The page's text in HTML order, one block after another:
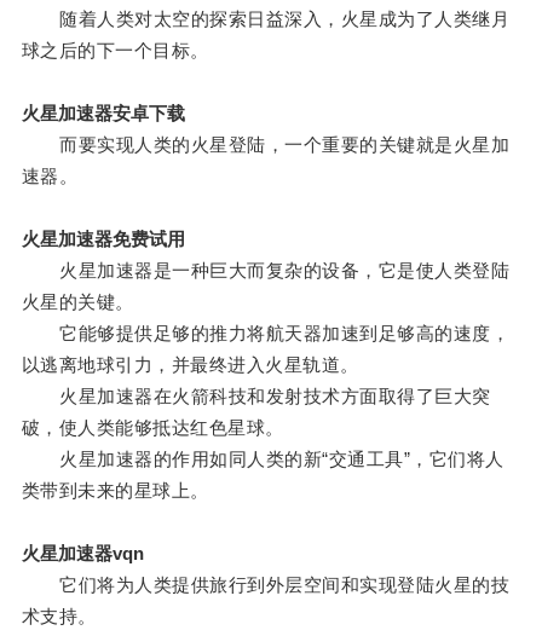
随着人类对太空的探索日益深入，火星成为了人类继月
球之后的下一个目标。
火星加速器安卓下载
而要实现人类的火星登陆，一个重要的关键就是火星加
速器。
火星加速器免费试用
火星加速器是一种巨大而复杂的设备，它是使人类登陆
火星的关键。
它能够提供足够的推力将航天器加速到足够高的速度，
以逃离地球引力，并最终进入火星轨道。
火星加速器在火箭科技和发射技术方面取得了巨大突
破，使人类能够抵达红色星球。
火星加速器的作用如同人类的新“交通工具”，它们将人
类带到未来的星球上。
火星加速器vqn
它们将为人类提供旅行到外层空间和实现登陆火星的技
术支持。